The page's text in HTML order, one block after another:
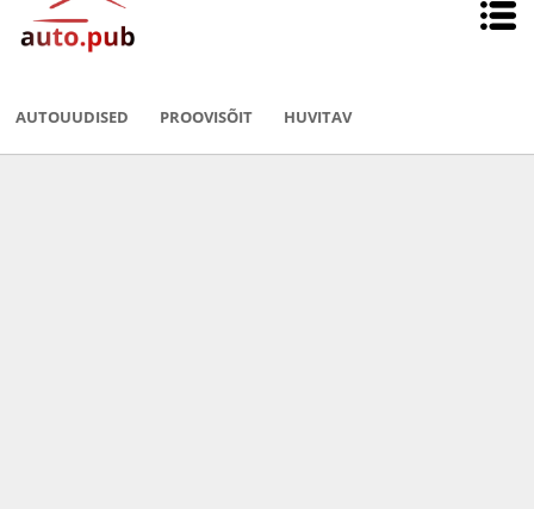
AUTOUUDISED PROOVISÕIT HUVITAV